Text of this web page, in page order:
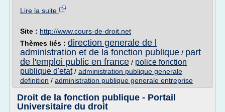
Lire la suite
Site : http://www.cours-de-droit.net
Thèmes liés : direction generale de l
administration et de la fonction publique / part
de l'emploi public en france / police fonction
publique d'etat/ administration publique generale
definition / administration publique generale entreprise
Droit de la fonction publique - Portail
Universitaire du droit